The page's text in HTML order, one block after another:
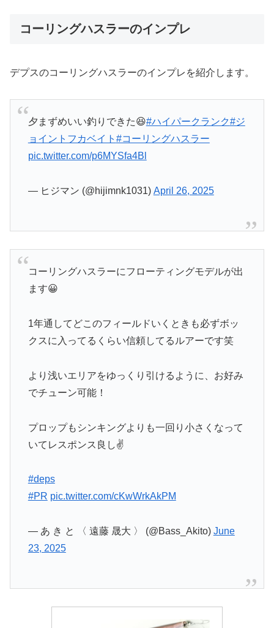
コーリングハスラーのインプレ
デプスのコーリングハスラーのインプレを紹介します。
夕まずめいい釣りできた😆#ハイパークランク#ジ
ョイントフカベイト #コーリングハスラー
pic.twitter.com/p6MYSfa4Bl
— ヒジマン (@hijimnk1031) April 26, 2025
コーリングハスラーにフローティングモデルが出
ます😀
1年通してどこのフィールドいくときも必ずボッ
クスに入ってるくらい信頼してるルアーです笑
より浅いエリアをゆっくり引けるように、お好み
でチューン可能！
プロップもシンキングよりも一回り小さくなって
いてレスポンス良し✌️
#deps
#PR pic.twitter.com/cKwWrkAkPM
— あ き と 〈 遠藤 晟大 〉 (@Bass_Akito) June
23, 2025